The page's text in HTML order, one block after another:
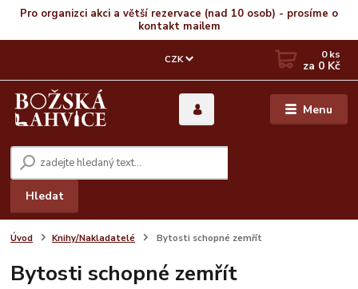
Pro organizci akci a větší rezervace (nad 10 osob) - prosíme o
kontakt mailem
Menu
CZK
Hledat
0ks
za 0 Kč
Úvod Knihy/Nakladatelé Bytosti schopné zemřít
Bytosti schopné zemřít